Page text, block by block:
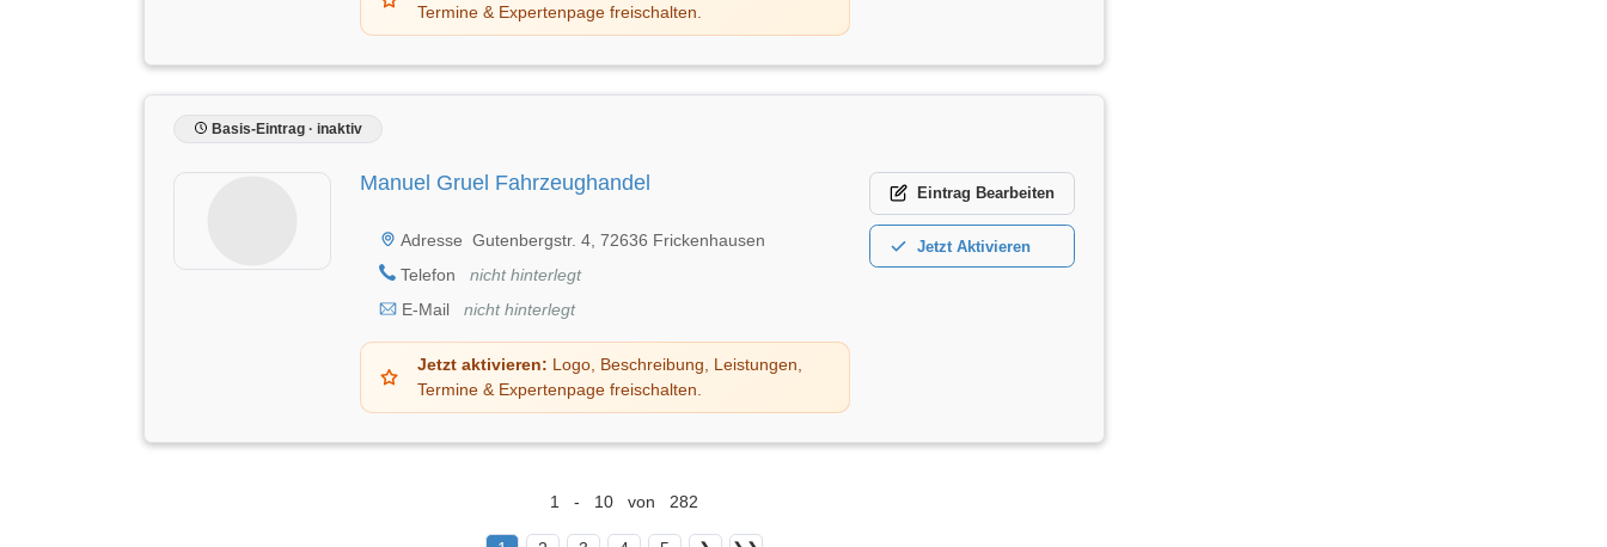
Termine & Expertenpage freischalten.
Basis-Eintrag · inaktiv
Manuel Gruel Fahrzeughandel
Adresse Gutenbergstr. 4, 72636 Frickenhausen
Telefon
nicht hinterlegt
E-Mail
nicht hinterlegt
Jetzt aktivieren: Logo, Beschreibung, Leistungen,
Termine & Expertenpage freischalten.
Eintrag Bearbeiten
Jetzt Aktivieren
1 - 10 von 282